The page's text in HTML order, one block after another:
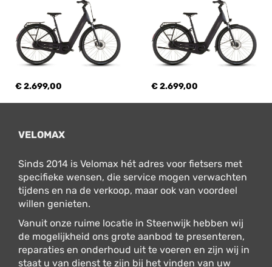
€ 2.699,00 € 2.699,00
VELOMAX
Sinds 2014 is Velomax hét adres voor fietsers met
specifieke wensen, die service mogen verwachten
tijdens en na de verkoop, maar ook van voordeel
willen genieten.
Vanuit onze ruime locatie in Steenwijk hebben wij
de mogelijkheid ons grote aanbod te presenteren,
reparaties en onderhoud uit te voeren en zijn wij in
staat u van dienst te zijn bij het vinden van uw